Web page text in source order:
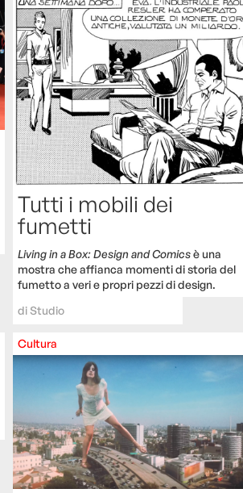
Tutti i mobili dei
fumetti
Living in a Box: Design and Comicsè una
mostra che affianca momenti di storia del
fumetto a veri e propri pezzi di design.
diStudio
Cultura